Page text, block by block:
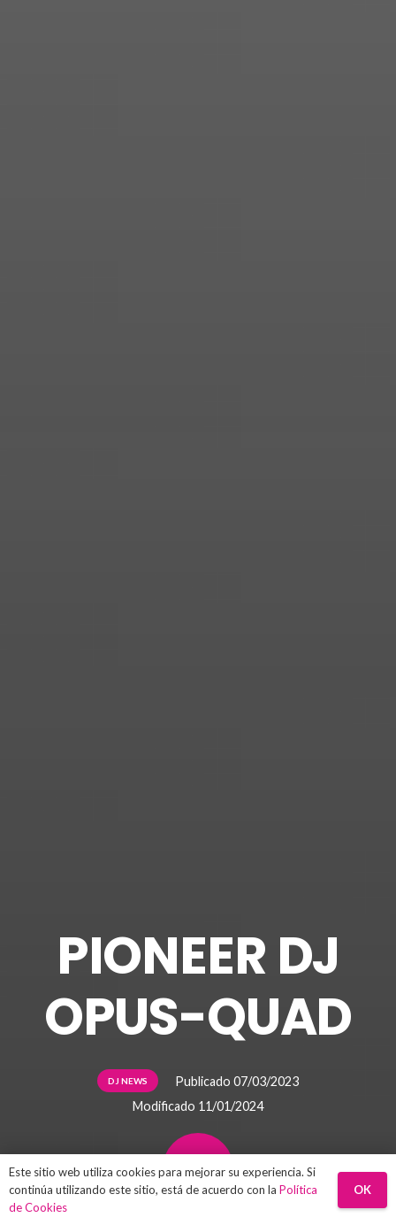
PIONEER DJ
OPUS-QUAD
DJ NEWS Publicado07/03/2023
Modificado 11/01/2024
Este sitio web utiliza cookies para mejorar su experiencia. Si
continúa utilizando este sitio, está de acuerdo con la Política
de Cookies
OK